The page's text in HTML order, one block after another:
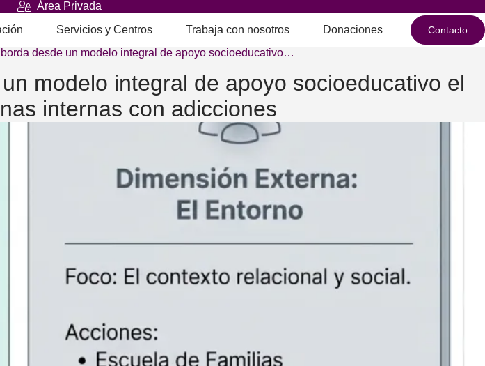
Área Privada
Servicios y Centros Trabaja con nosotros Donaciones Contacto
desde un modelo integral de apoyo socioeducativo…
modelo integral de apoyo socioeducativo el
internas con adicciones